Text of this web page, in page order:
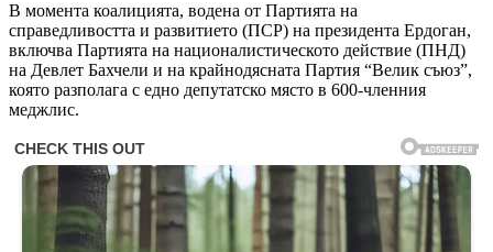
В момента коалицията, водена от Партията на
справедливостта и развитието (ПСР) на президента Ердоган,
включва Партията на националистическото действие (ПНД)
на Девлет Бахчели и на крайнодясната Партия “Велик съюз”,
която разполага с едно депутатско място в 600-членния
меджлис.